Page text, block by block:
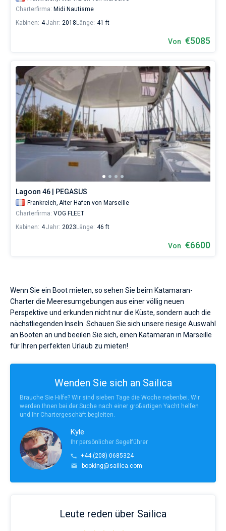
Charterfirma: Midi Nautisme
Kabinen: 4Jahr: 2018 Länge: 41 ft
Von €5085
Lagoon 46 | PEGASUS
Frankreich, Alter Hafen von Marseille
Charterfirma: VOG FLEET
Kabinen: 4Jahr: 2023 Länge: 46 ft
Von €6600
Wenn Sie ein Boot mieten, so sehen Sie beim Katamaran-
Charter die Meeresumgebungen aus einer völlig neuen
Perspektive und erkunden nicht nur die Küste, sondern auch die
nächstliegenden Inseln. Schauen Sie sich unsere riesige Auswahl
an Booten an und beeilen Sie sich, einen Katamaran in Marseille
für Ihren perfekten Urlaub zu mieten!
Wenden Sie sich an Sailica
Brauche Sie Hilfe? Wir sind sieben Tage die Woche nebenbei. Wir
werden Ihnen bei der Suche nach einer großartigen Yacht helfen
und Ihr Chartergeschäft begleiten.
Kyle
Ihr persönlicher Segelführer
+44 (208) 0685324
booking@sailica.com
Leute reden über Sailica